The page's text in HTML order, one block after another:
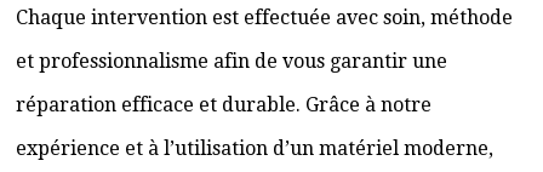
Chaque intervention est effectuée avec soin, méthode
et professionnalisme afin de vous garantir une
réparation efficace et durable. Grâce à notre
expérience et à l’utilisation d’un matériel moderne,